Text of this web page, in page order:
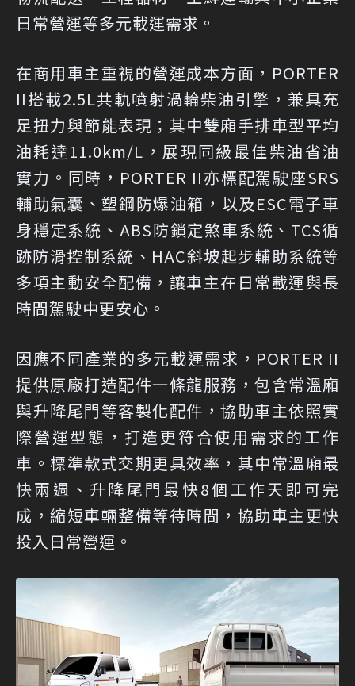
日常營運等多元載運需求。
在商用車主重視的營運成本方面，PORTER
II搭載2.5L共軌噴射渦輪柴油引擎，兼具充
足扭力與節能表現；其中雙廂手排車型平均
油耗達11.0km/L，展現同級最佳柴油省油
實力。同時，PORTER II亦標配駕駛座SRS
輔助氣囊、塑鋼防爆油箱，以及ESC電子車
身穩定系統、ABS防鎖定煞車系統、TCS循
跡防滑控制系統、HAC斜坡起步輔助系統等
多項主動安全配備，讓車主在日常載運與長
時間駕駛中更安心。
因應不同產業的多元載運需求，PORTER II
提供原廠打造配件一條龍服務，包含常溫廂
與升降尾門等客製化配件，協助車主依照實
際營運型態，打造更符合使用需求的工作
車。標準款式交期更具效率，其中常溫廂最
快兩週、升降尾門最快8個工作天即可完
成，縮短車輛整備等待時間，協助車主更快
投入日常營運。